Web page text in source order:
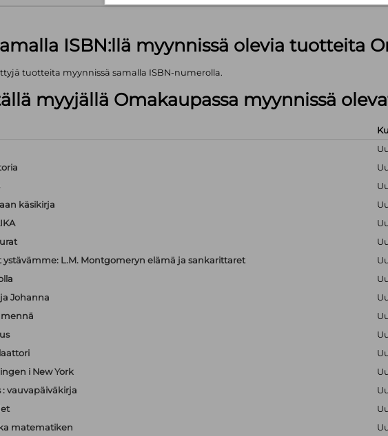
ISBN:llä myynnissä olevia tuotteita
tuotteita myynnissä samalla ISBN-numerolla.
myyjällä Omakaupassa myynnissä
käsikirja
L.M. Montgomeryn elämä ja sankarittaret
Johanna
i New York
: vauvapäiväkirja
matematiken